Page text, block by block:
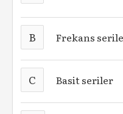
B Frekans
C Basit seriler